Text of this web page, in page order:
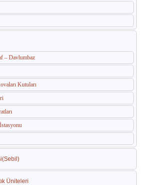
– Davlumbaz
Kutuları
Üniteleri